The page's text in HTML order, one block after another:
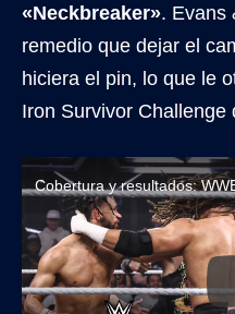
«Neckbreaker». Evans
remedio que dejar el
hiciera el pin, lo que le
Iron Survivor Challenge
Cobertura y resultados: